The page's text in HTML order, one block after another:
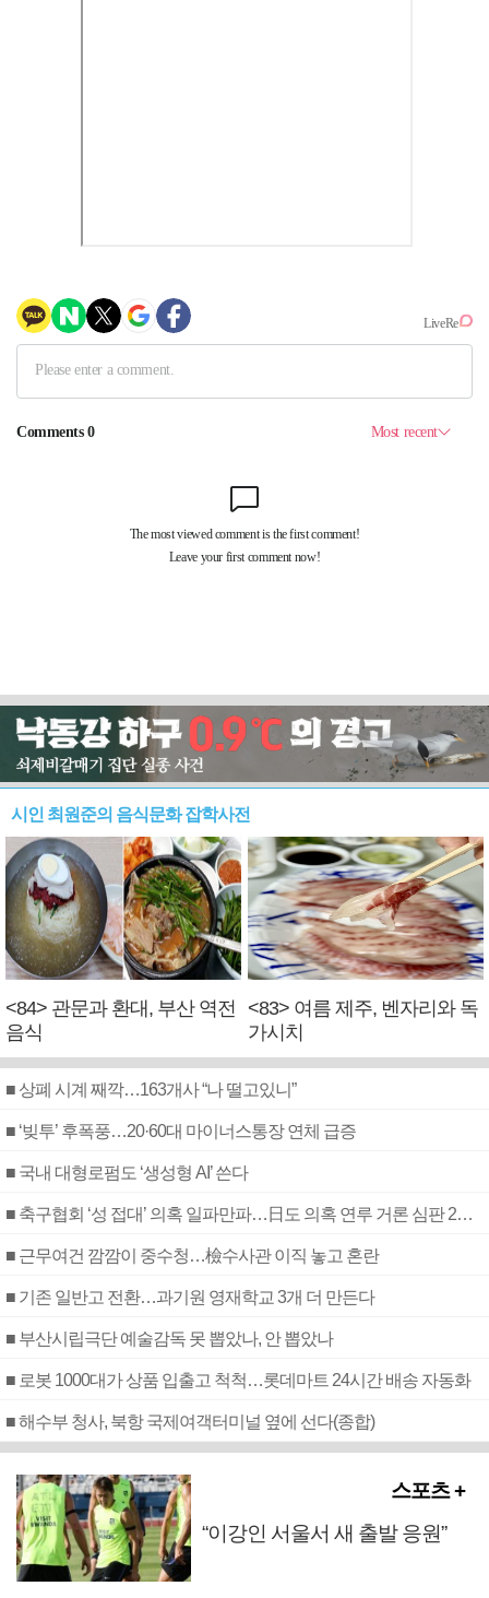
시인 최원준의 음식문화 잡학사전
<84> 관문과 환대, 부산 역전
음식
<83> 여름 제주, 벤자리와 독
가시치
■ 상폐 시계 째깍…163개사 “나 떨고있니”
■ ‘빚투’ 후폭풍…20·60대 마이너스통장 연체 급증
■ 국내 대형로펌도 ‘생성형 AI’ 쓴다
■ 축구협회 ‘성 접대’ 의혹 일파만파…日도 의혹 연루 거론 심판 2명 조사
■ 근무여건 깜깜이 중수청…檢수사관 이직 놓고 혼란
■ 기존 일반고 전환…과기원 영재학교 3개 더 만든다
■ 부산시립극단 예술감독 못 뽑았나, 안 뽑았나
■ 로봇 1000대가 상품 입출고 척척…롯데마트 24시간 배송 자동화
■ 해수부 청사, 북항 국제여객터미널 옆에 선다(종합)
스포츠 +
“이강인 서울서 새 출발 응원”